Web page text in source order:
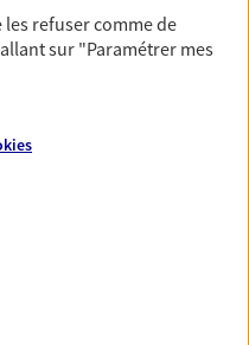
oublier votre
les refuser comme de
sur "Paramétrer mes